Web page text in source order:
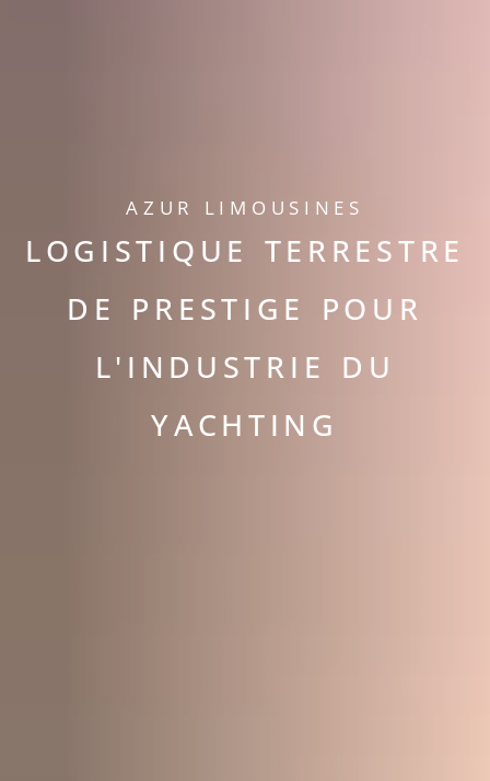
AZUR LIMOUSINES
LOGISTIQUE TERRESTRE
DE PRESTIGE POUR
L'INDUSTRIE DU
YACHTING